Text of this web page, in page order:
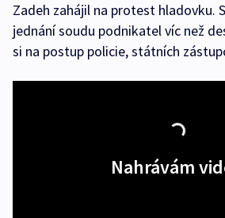
Zadeh zahájil na protest hladovku.
jednání soudu podnikatel víc než
si na postup policie, státních
Nahrávám